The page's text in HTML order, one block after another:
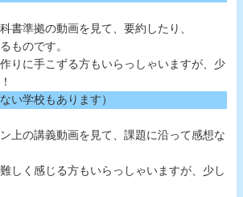
書準拠の動画を見て、要約したり、
ものです。
りに手こずる方もいらっしゃいますが、少
い学校もあります）
上の講義動画を見て、課題に沿って感想な
しく感じる方もいらっしゃいますが、少し